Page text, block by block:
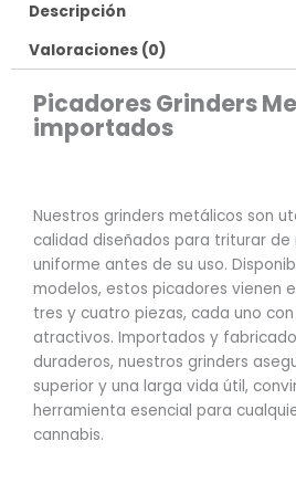
Descripción
Valoraciones (0)
Picadores Grinders
importados
Nuestros grinders metálicos son
calidad diseñados para triturar
uniforme antes de su uso.
modelos, estos picadores vienen
tres y cuatro piezas, cada uno
atractivos. Importados y
duraderos, nuestros grinders
superior y una larga vida útil,
herramienta esencial para
cannabis.